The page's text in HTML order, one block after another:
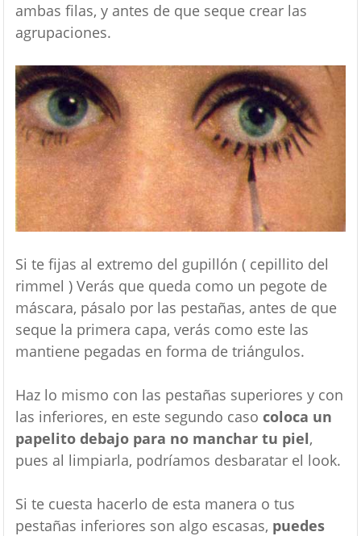
ambas filas, y antes de que seque crear las
agrupaciones.
Si te fijas al extremo del gupillón ( cepillito del
rimmel ) Verás que queda como un pegote de
máscara, pásalo por las pestañas, antes de que
seque la primera capa, verás como este las
mantiene pegadas en forma de triángulos.
Haz lo mismo con las pestañas superiores y con
las inferiores, en este segundo caso coloca un
papelito debajo para no manchar tu piel,
pues al limpiarla, podríamos desbaratar el look.
Si te cuesta hacerlo de esta manera o tus
pestañas inferiores son algo escasas, puedes